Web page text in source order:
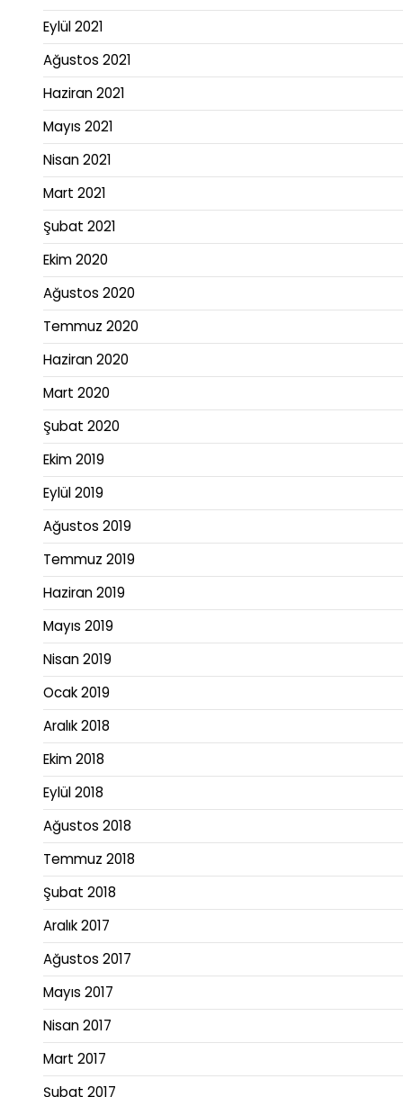
Eylül 2021
Ağustos 2021
Haziran 2021
Mayıs 2021
Nisan 2021
Mart 2021
Şubat 2021
Ekim 2020
Ağustos 2020
Temmuz 2020
Haziran 2020
Mart 2020
Şubat 2020
Ekim 2019
Eylül 2019
Ağustos 2019
Temmuz 2019
Haziran 2019
Mayıs 2019
Nisan 2019
Ocak 2019
Aralık 2018
Ekim 2018
Eylül 2018
Ağustos 2018
Temmuz 2018
Şubat 2018
Aralık 2017
Ağustos 2017
Mayıs 2017
Nisan 2017
Mart 2017
Şubat 2017